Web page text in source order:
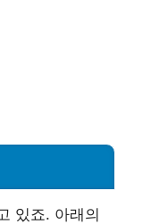
있죠. 아래의